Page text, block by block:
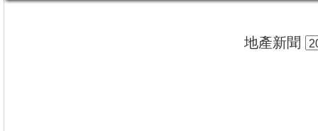
地產新聞